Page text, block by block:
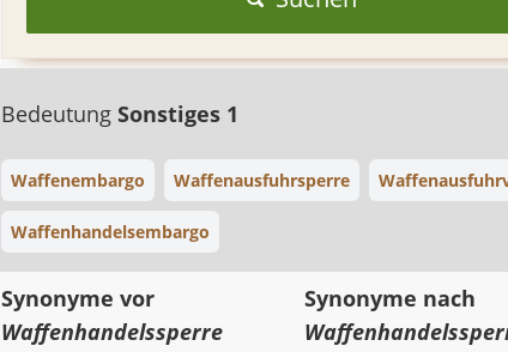
Bedeutung Sonstiges 1
Waffenembargo Waffenausfuhrsperre
Waffenhandelsembargo
Synonyme vor
Waffenhandelssperre
Synonyme nach